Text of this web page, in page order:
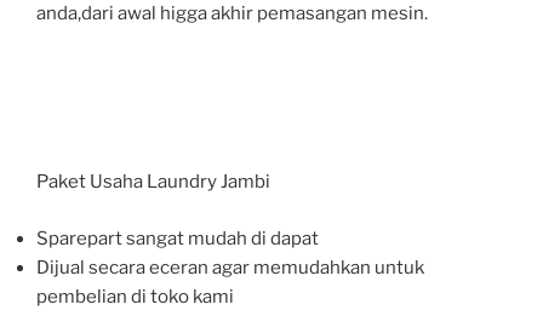
anda,dari awal higga akhir pemasangan mesin.
Paket Usaha Laundry Jambi
Sparepart sangat mudah di dapat
Dijual secara eceran agar memudahkan untuk
pembelian di toko kami